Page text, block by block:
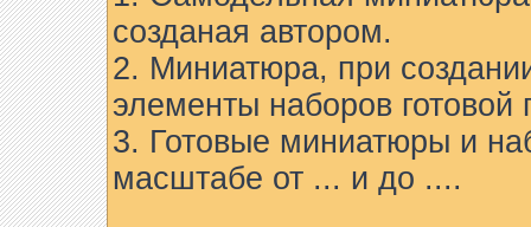
созданая автором.
2. Миниатюра, при
элементы наборов готовой
3. Готовые миниатюры и
масштабе от ... и до ....